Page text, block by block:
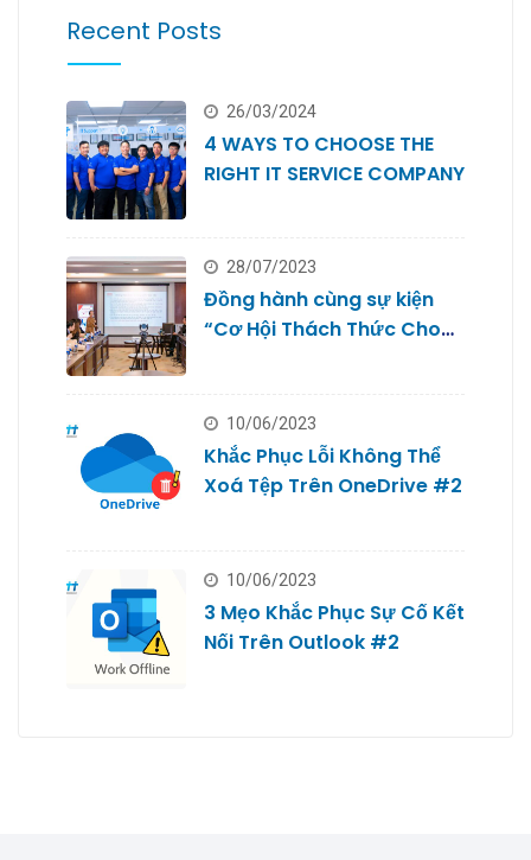
Recent Posts
26/03/2024
4 WAYS TO CHOOSE THE
RIGHT IT SERVICE COMPANY
28/07/2023
Đồng hành cùng sự kiện
“Cơ Hội Thách Thức Cho
10/06/2023
Khắc Phục Lỗi Không Thể
Xoá Tệp Trên OneDrive #2
10/06/2023
3 Mẹo Khắc Phục Sự Cố Kết
Nối Trên Outlook #2